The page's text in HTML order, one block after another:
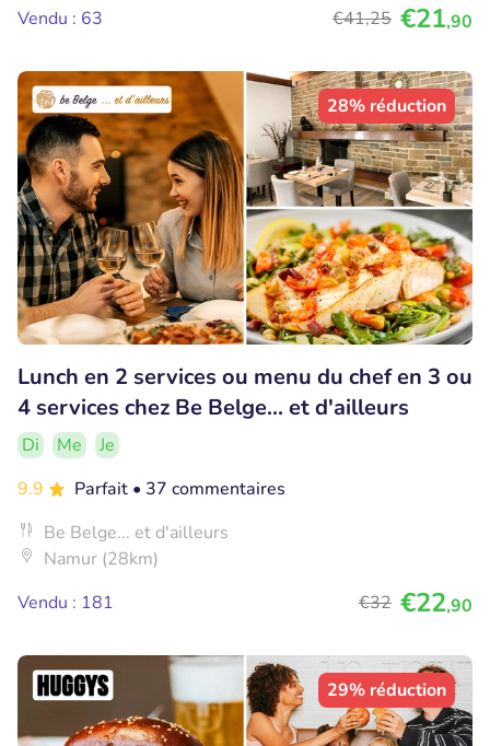
Vendu : 63
€41,25 €21,90
28% réduction
Lunch en 2 services ou menu du chef en 3 ou
4 services chez Be Belge... et d'ailleurs
Di Me
Je
9.9
Parfait • 37 commentaires
Be Belge... et d'ailleurs
Namur (28km)
Vendu : 181
€32 €22,90
29% réduction